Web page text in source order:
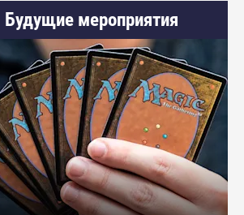
Будущие мероприятия